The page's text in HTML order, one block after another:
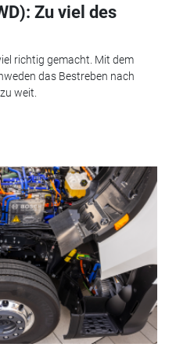
Zu viel des
richtig gemacht. Mit dem
das Bestreben nach
weit.